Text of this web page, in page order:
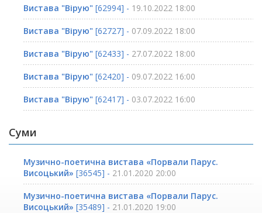
Вистава "Вірую" [62994] - 19.10.2022 18:00
Вистава "Вірую" [62727] - 07.09.2022 18:00
Вистава "Вірую" [62433] - 27.07.2022 18:00
Вистава "Вірую" [62420] - 09.07.2022 16:00
Вистава "Вірую" [62417] - 03.07.2022 16:00
Суми
Музично-поетична вистава «Порвали Парус.
Висоцький» [36545] - 21.01.2020 20:00
Музично-поетична вистава «Порвали Парус.
Висоцький» [35489] - 21.01.2020 19:00